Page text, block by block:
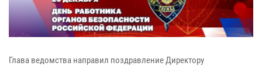
Глава ведомства направил поздравление Директору